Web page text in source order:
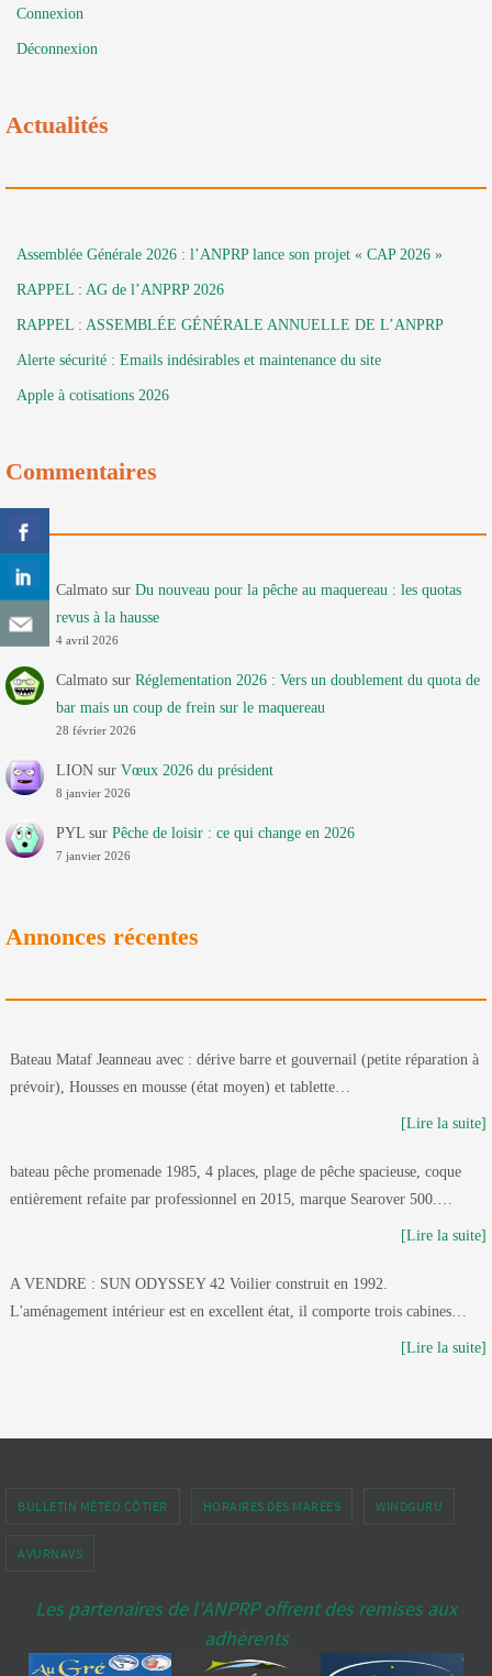
Connexion
Déconnexion
Actualités
Assemblée Générale 2026 : l’ANPRP lance son projet « CAP 2026 »
RAPPEL : AG de l’ANPRP 2026
RAPPEL : ASSEMBLÉE GÉNÉRALE ANNUELLE DE L’ANPRP
Alerte sécurité : Emails indésirables et maintenance du site
Apple à cotisations 2026
Commentaires
Calmatosur Du nouveau pour la pêche au maquereau : les quotas
revus à la hausse
4 avril 2026
Calmatosur Réglementation 2026 : Vers un doublement du quota de
bar mais un coup de frein sur le maquereau
28 février 2026
LIONsur Vœux 2026 du président
8 janvier 2026
PYLsur Pêche de loisir : ce qui change en 2026
7 janvier 2026
Annonces récentes
Bateau Mataf Jeanneau avec : dérive barre et gouvernail (petite réparation à
prévoir), Housses en mousse (état moyen) et tablette…
[Lire la suite]
bateau pêche promenade 1985, 4 places, plage de pêche spacieuse, coque
entièrement refaite par professionnel en 2015, marque Searover 500.…
[Lire la suite]
A VENDRE : SUN ODYSSEY 42 Voilier construit en 1992.
L'aménagement intérieur est en excellent état, il comporte trois cabines…
[Lire la suite]
BULLETIN MÉTÉO CÔTIER HORAIRES DES MARÉES WINDGURU
AVURNAVS
Les partenaires de l'ANPRP offrent des remises aux
adhérents